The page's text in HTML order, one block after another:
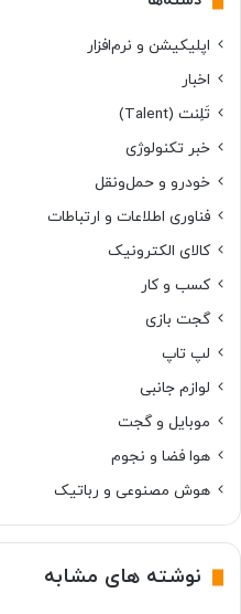
اپلیکیشن و نرم‌افزار
اخبار
تَلِنت (Talent)
خبر تکنولوژی
خودرو و حمل‌و‌نقل
فناوری اطلاعات و ارتباطات
کالای الکترونیک
کسب و کار
گجت بازی
لپ تاپ
لوازم جانبی
موبایل و گجت
هوا فضا و نجوم
هوش مصنوعی و رباتیک
نوشته های مشابه